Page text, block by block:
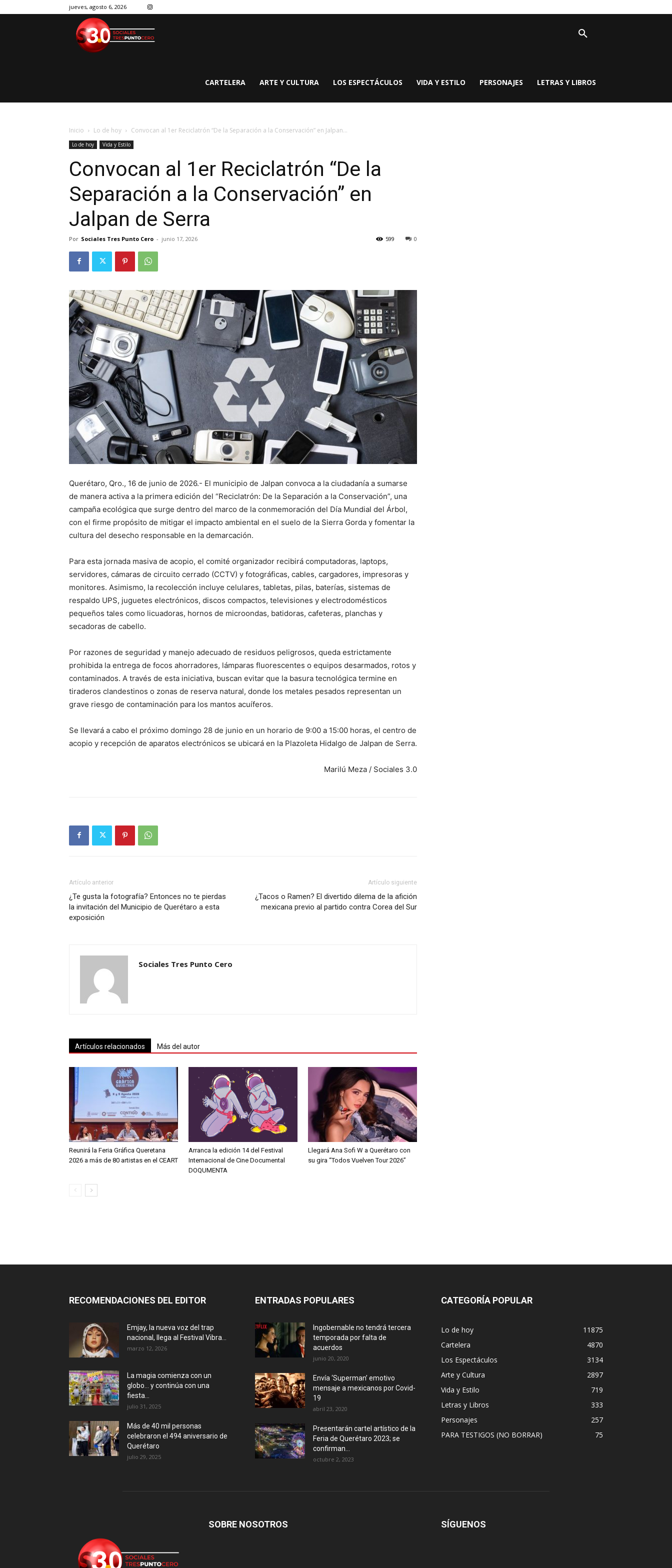
jueves, agosto 6, 2026
CARTELERA ARTE Y CULTURA LOS ESPECTÁCULOS VIDA Y ESTILO PERSONAJES LETRAS Y LIBROS
Inicio Lo de hoy Convocan al 1er Reciclatrón “De la Separación a la Conservación” en Jalpan...
Lo de hoy Vida y Estilo
Convocan al 1er Reciclatrón “De la
Separación a la Conservación” en
Jalpan de Serra
Por Sociales Tres Punto Cero - junio 17, 2026 0
599
Querétaro, Qro., 16 de junio de 2026.- El municipio de Jalpan convoca a la ciudadanía a sumarse
de manera activa a la primera edición del “Reciclatrón: De la Separación a la Conservación”, una
campaña ecológica que surge dentro del marco de la conmemoración del Día Mundial del Árbol,
con el firme propósito de mitigar el impacto ambiental en el suelo de la Sierra Gorda y fomentar la
cultura del desecho responsable en la demarcación.
Para esta jornada masiva de acopio, el comité organizador recibirá computadoras, laptops,
servidores, cámaras de circuito cerrado (CCTV) y fotográficas, cables, cargadores, impresoras y
monitores. Asimismo, la recolección incluye celulares, tabletas, pilas, baterías, sistemas de
respaldo UPS, juguetes electrónicos, discos compactos, televisiones y electrodomésticos
pequeños tales como licuadoras, hornos de microondas, batidoras, cafeteras, planchas y
secadoras de cabello.
Por razones de seguridad y manejo adecuado de residuos peligrosos, queda estrictamente
prohibida la entrega de focos ahorradores, lámparas fluorescentes o equipos desarmados, rotos y
contaminados. A través de esta iniciativa, buscan evitar que la basura tecnológica termine en
tiraderos clandestinos o zonas de reserva natural, donde los metales pesados representan un
grave riesgo de contaminación para los mantos acuíferos.
Se llevará a cabo el próximo domingo 28 de junio en un horario de 9:00 a 15:00 horas, el centro de
acopio y recepción de aparatos electrónicos se ubicará en la Plazoleta Hidalgo de Jalpan de Serra.
Marilú Meza / Sociales 3.0
Artículo anterior
¿Te gusta la fotografía? Entonces no te pierdas
la invitación del Municipio de Querétaro a esta
exposición
Artículo siguiente
¿Tacos o Ramen? El divertido dilema de la afición
mexicana previo al partido contra Corea del Sur
Sociales Tres Punto Cero
Artículos relacionados Más del autor
Reunirá la Feria Gráfica Queretana
2026 a más de 80 artistas en el CEART
Arranca la edición 14 del Festival
Internacional de Cine Documental
DOQUMENTA
Llegará Ana Sofi W a Querétaro con
su gira “Todos Vuelven Tour 2026”
RECOMENDACIONES DEL EDITOR
Emjay, la nueva voz del trap
nacional, llega al Festival Vibra...
marzo 12, 2026
La magia comienza con un
globo… y continúa con una
fiesta...
julio 31, 2025
Más de 40 mil personas
celebraron el 494 aniversario de
Querétaro
julio 29, 2025
ENTRADAS POPULARES
Ingobernable no tendrá tercera
temporada por falta de
acuerdos
junio 20, 2020
Envía ‘Superman’ emotivo
mensaje a mexicanos por Covid-
19
abril 23, 2020
Presentarán cartel artístico de la
Feria de Querétaro 2023; se
confirman...
octubre 2, 2023
CATEGORÍA POPULAR
Lo de hoy
11875
Cartelera
4870
Los Espectáculos
3134
Arte y Cultura
2897
Vida y Estilo
719
Letras y Libros
333
Personajes
257
PARA TESTIGOS (NO BORRAR)
75
SOBRE NOSOTROS SÍGUENOS